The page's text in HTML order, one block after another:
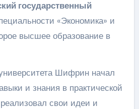
государственный
«Экономика» и
высшее образование в
Шифрин начал
и знания в практической
свои идеи и